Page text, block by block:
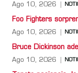
Ago 10, 2026
Foo Fighters
Ago 10, 2026
Bruce Dickinson
Ago 10, 2026